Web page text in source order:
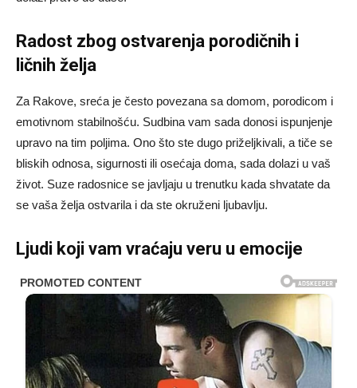
Radost zbog ostvarenja porodičnih i
ličnih želja
Za Rakove, sreća je često povezana sa domom, porodicom i
emotivnom stabilnošću. Sudbina vam sada donosi ispunjenje
upravo na tim poljima. Ono što ste dugo priželjkivali, a tiče se
bliskih odnosa, sigurnosti ili osećaja doma, sada dolazi u vaš
život. Suze radosnice se javljaju u trenutku kada shvatate da
se vaša želja ostvarila i da ste okruženi ljubavlju.
Ljudi koji vam vraćaju veru u emocije